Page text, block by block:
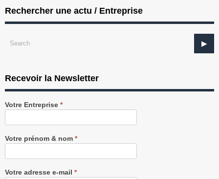
Rechercher une actu / Entreprise
Recevoir la Newsletter
Recevez
notre
gratuitement
Votre Entreprise *
Votre prénom & nom *
Votre adresse e-mail *